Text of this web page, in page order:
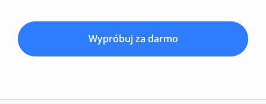
Wypróbuj za darmo